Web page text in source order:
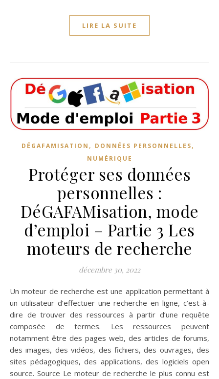
LIRE LA SUITE
DÉGAFAMISATION , DONNÉES PERSONNELLES,
NUMÉRIQUE
Protéger ses données
personnelles :
DéGAFAMisation, mode
d’emploi – Partie 3 Les
moteurs de recherche
décembre 30, 2022
Un moteur de recherche est une application permettant à
un utilisateur d’effectuer une recherche en ligne, c’est-à-
dire de trouver des ressources à partir d’une requête
composée de termes. Les ressources peuvent
notamment être des pages web, des articles de forums,
des images, des vidéos, des fichiers, des ouvrages, des
sites pédagogiques, des applications, des logiciels open
source. Source Le moteur de recherche le plus connu est